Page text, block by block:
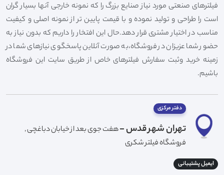
فیلترهای صنعتی مورد نیاز صنایع بزرگ را که نمونه خارجی آنها بسیار گران
است را طراحی و تولید نموده و با قیمت پایین تر از نمونه اصلی و کیفیت
مناسب در اختیار مشتری قرار دهد.حال این افتخار را داریم که بدون نیاز به
حضور شما عزیزان در فروشگاه،به صورت آنلاین پاسخگوی نیازهای شما در
زمینه خرید وثبت سفارش فیلترهای خاص از طریق سایت این فروشگاه
باشیم.
دفتر مرکزی
تهران شهر قدس -هفت جوی بعد از خیابان دباغچی ,
فروشگاه فیلتر شکری
ایمیل پشتیبانی